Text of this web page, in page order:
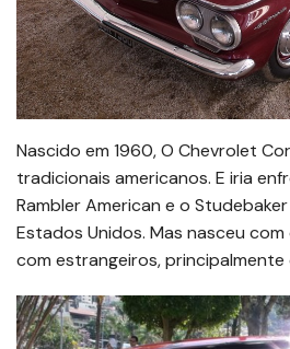
Nascido em 1960, O Chevrolet
tradicionais americanos. E iria
Rambler American e o
Estados Unidos. Mas nasceu
com estrangeiros, principalmente